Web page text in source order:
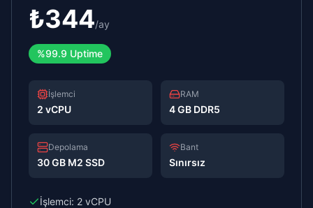
₺344/ay
%99.9 Uptime
İşlemci
2 vCPU
RAM
4 GB DDR5
Depolama
30 GB M2 SSD
Bant
Sınırsız
İşlemci: 2 vCPU